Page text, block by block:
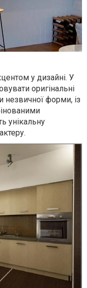
у дизайні. У
оригінальні
незвичної форми, із
унікальну